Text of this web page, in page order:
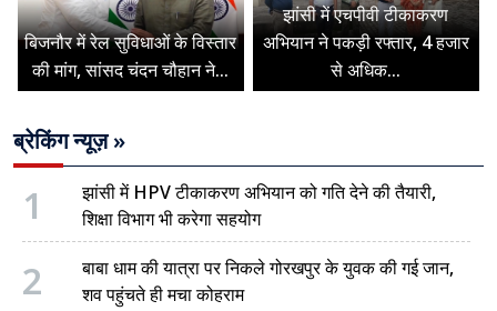
बिजनौर में रेल सुविधाओं के विस्तार
की मांग, सांसद चंदन चौहान ने...
झांसी में एचपीवी टीकाकरण
अभियान ने पकड़ी रफ्तार, 4 हजार
से अधिक...
ब्रेकिंग न्यूज़ »
1
झांसी में HPV टीकाकरण अभियान को गति देने की तैयारी,
शिक्षा विभाग भी करेगा सहयोग
2
बाबा धाम की यात्रा पर निकले गोरखपुर के युवक की गई जान,
शव पहुंचते ही मचा कोहराम